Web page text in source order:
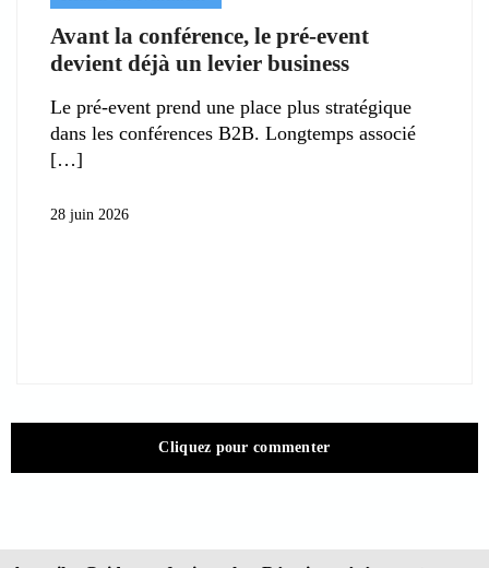
Avant la conférence, le pré-event
devient déjà un levier business
Le pré-event prend une place plus stratégique
dans les conférences B2B. Longtemps associé
28 juin 2026
Cliquez pour commenter